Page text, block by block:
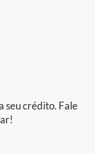
seu crédito. Fale